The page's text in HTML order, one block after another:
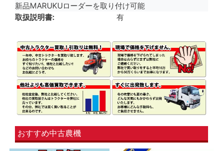
新品MARUKUローダーを取り付け可能
取扱説明書
有
おすすめ中古農機